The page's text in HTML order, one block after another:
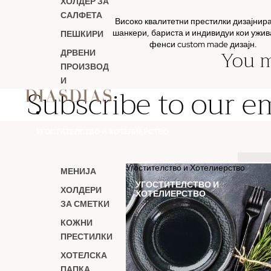
САЛФЕТА
ПЕШКИРИ
ДРВЕНИ
ПРОИЗВОД
И
МЕНИЈА
ХОЛДЕРИ
ЗА СМЕТКИ
КОЖНИ
ПРЕСТИЛКИ
ХОТЕЛСКА
Угостителство и Хотелиерство
УГОСТИТЕЛСТВО И
ХОТЕЛИЕРСТВО
Високо квалитетни престилки
шанкери, бариста и индивидуи кои
фенси custom made дизајн.
You
Subscribe to our
Name
Phone
Comment